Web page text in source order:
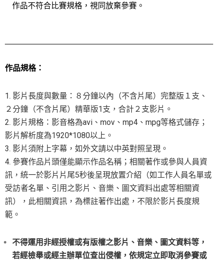
作品不符合比賽規格，視同放棄參賽。
作品規格：
1. 影片長度與數量：８分鐘以內（不含片尾）完整版１支、
２分鐘（不含片尾）精華版1支，合計２支影片。
2. 影片規格：影音格為avi、mov、mp4、mpg等格式儲存；
影片解析度為1920*1080以上。
3. 影片須附上字幕，如外文請以中英對照呈現。
4. 參賽作品片頭僅能顯示作品名稱；相關著作或參與人員資
訊，統一於影片片尾5秒後呈現放置介紹（如工作人員名單或
受訪者名單、引用之影片、音樂、圖文資料出處等相關資
訊），此相關資訊，為標註著作出處，不限於影片長度規
範。
不得運用非經授權或有版權之影片、音樂、圖文資料等，
若經檢舉或經主辦單位查出侵權， 依規定立即取消參賽或